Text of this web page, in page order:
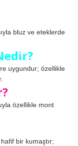
bluz ve eteklerde
uygundur; özellikle
özellikle mont
bir kumaştır;